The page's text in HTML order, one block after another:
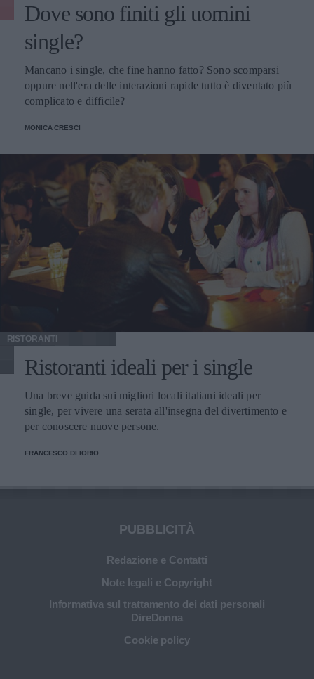
Dove sono finiti gli uomini
single?
Mancano i single, che fine hanno fatto? Sono scomparsi
oppure nell'era delle interazioni rapide tutto è diventato più
complicato e difficile?
MONICA CRESCI
RISTORANTI
Ristoranti ideali per i single
Una breve guida sui migliori locali italiani ideali per
single, per vivere una serata all'insegna del divertimento e
per conoscere nuove persone.
FRANCESCO DI IORIO
PUBBLICITÀ
Redazione e Contatti
Note legali e Copyright
Informativa sul trattamento dei dati personali
DireDonna
Cookie policy